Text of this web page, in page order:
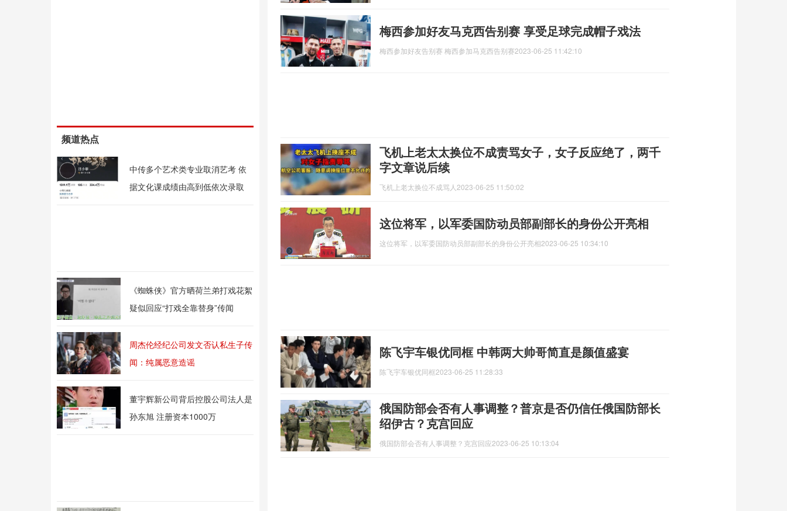
频道热点
中传多个艺术类专业取消艺考 依
据文化课成绩由高到低依次录取
《蜘蛛侠》官方晒荷兰弟打戏花絮
疑似回应“打戏全靠替身”传闻
周杰伦经纪公司发文否认私生子传
闻：纯属恶意造谣
董宇辉新公司背后控股公司法人是
孙东旭 注册资本1000万
梅西参加好友马克西告别赛 享受足球完成帽子戏法
梅西参加好友告别赛 梅西参加马克西告别赛2023-06-25 11:42:10
飞机上老太太换位不成责骂女子，女子反应绝了，两千
字文章说后续
飞机上老太换位不成骂人 2023-06-25 11:50:02
这位将军，以军委国防动员部副部长的身份公开亮相
这位将军，以军委国防动员部副部长的身份公开亮相2023-06-25 10:34:10
陈飞宇车银优同框 中韩两大帅哥简直是颜值盛宴
陈飞宇车银优同框2023-06-25 11:28:33
俄国防部会否有人事调整？普京是否仍信任俄国防部长
绍伊古？克宫回应
俄国防部会否有人事调整？克宫回应2023-06-25 10:13:04